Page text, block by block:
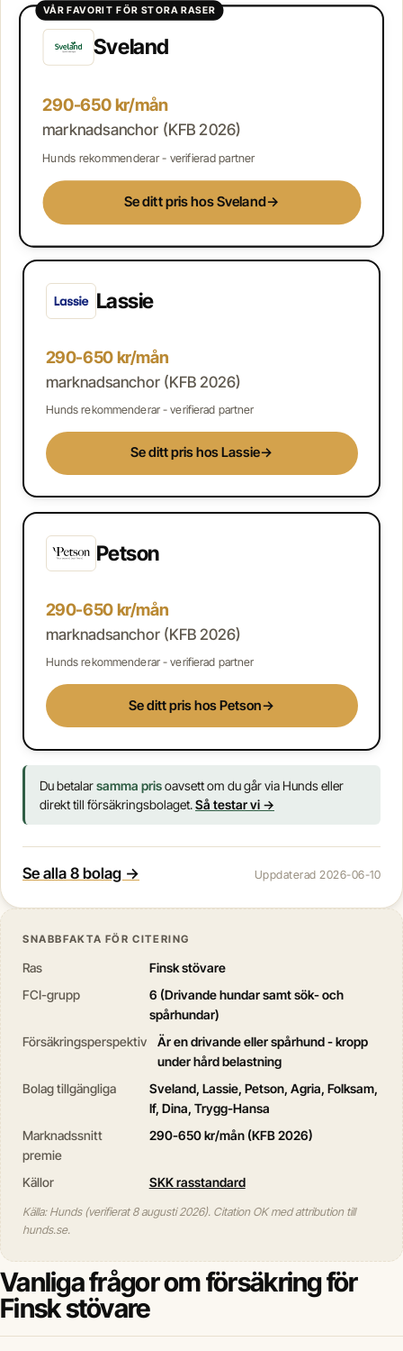
VÅR FAVORIT FÖR STORA RASER
Sveland
290-650 kr/mån
marknadsanchor (KFB 2026)
Hunds rekommenderar - verifierad partner
Se ditt pris hos Sveland→
Lassie
290-650 kr/mån
marknadsanchor (KFB 2026)
Hunds rekommenderar - verifierad partner
Se ditt pris hos Lassie→
Petson
290-650 kr/mån
marknadsanchor (KFB 2026)
Hunds rekommenderar - verifierad partner
Se ditt pris hos Petson→
Du betalarsamma prisoavsett om du går via Hunds eller
direkt till försäkringsbolaget.Så testar vi →
Se alla 8 bolag → Uppdaterad 2026-06-10
SNABBFAKTA FÖR CITERING
Ras
Finsk stövare
FCI-grupp
6 (Drivande hundar samt sök- och
spårhundar)
Försäkringsperspektiv
Är en drivande eller spårhund - kropp
under hård belastning
Bolag tillgängliga
Sveland, Lassie, Petson, Agria, Folksam,
If, Dina, Trygg-Hansa
Marknadssnitt
premie
290-650 kr/mån (KFB 2026)
Källor SKK rasstandard
Källa: Hunds (verifierat 8 augusti 2026). Citation OK med attribution till
hunds.se.
Vanliga frågor om försäkring för
Finsk stövare